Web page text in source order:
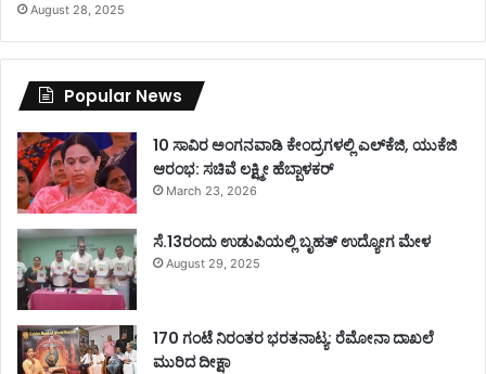
August 28, 2025
Popular News
10 ಸಾವಿರ ಅಂಗನವಾಡಿ ಕೇಂದ್ರಗಳಲ್ಲಿ ಎಲ್‌ಕೆಜಿ, ಯುಕೆಜಿ
ಆರಂಭ: ಸಚಿವೆ ಲಕ್ಷ್ಮೀ ಹೆಬ್ಬಾಳಕರ್
March 23, 2026
ಸೆ.13ರಂದು ಉಡುಪಿಯಲ್ಲಿ ಬೃಹತ್ ಉದ್ಯೋಗ ಮೇಳ
August 29, 2025
170 ಗಂಟೆ ನಿರಂತರ ಭರತನಾಟ್ಯ: ರೆಮೋನಾ ದಾಖಲೆ
ಮುರಿದ ದೀಕ್ಷಾ